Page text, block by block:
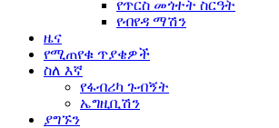
የጥርስ መጎተት ስርዓት
የብየዳ ማሽን
ዜና
የሚጠየቁ ጥያቄዎች
ስለ እኛ
የፋብሪካ ጉብኝት
ኤግዚቢሽን
ያግኙን